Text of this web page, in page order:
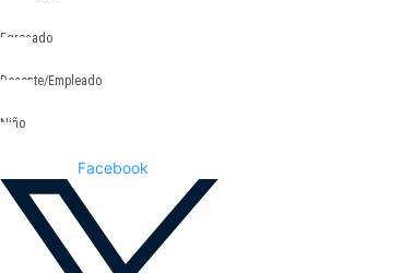
Egresado
Docente/Empleado
Niño
Facebook